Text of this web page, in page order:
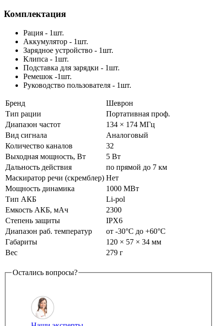
Комплектация
Рация - 1шт.
Аккумулятор - 1шт.
Зарядное устройство - 1шт.
Клипса - 1шт.
Подставка для зарядки - 1шт.
Ремешок -1шт.
Руководство пользователя - 1шт.
Бренд
Шеврон
Тип рации
Портативная проф.
Диапазон частот
134 × 174 МГц
Вид сигнала
Аналоговый
Количество каналов
32
Выходная мощность, Вт
5 Вт
Дальность действия
по прямой до 7 км
Маскиратор речи (скремблер) Нет
Мощность динамика
1000 МВт
Тип АКБ
Li-pol
Емкость АКБ, мАч
2300
Степень защиты
IPX6
Диапазон раб. температур
от -30°С до +60°С
Габариты
120 × 57 × 34 мм
Вес
279 г
Остались вопросы?